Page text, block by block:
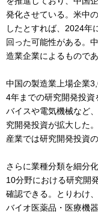
発化させている。米中
したとすれば、2024年
回った可能性がある。
造業企業によるものであ
中国の製造業上場企業
4年までの研究開発投
バイスや電気機械など
究開発投資が拡大した
産業では研究開発投資
さらに業種分類を細分
10分野における研究開
確認できる。とりわけ
バイオ医薬品・医療機